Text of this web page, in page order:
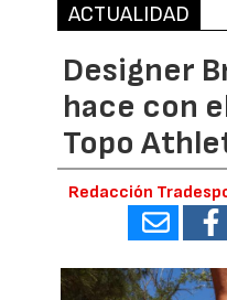
ACTUALIDAD
Designer
hace con
Topo
Redacción